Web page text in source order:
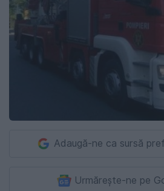
Adaugă-ne ca sursă
Urmărește-ne pe